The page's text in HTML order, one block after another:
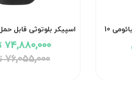
پاوربانک 10000 میلی آمپر شیائومی 10
ماهه
74,880,000 تومان
76,055,000 تومان